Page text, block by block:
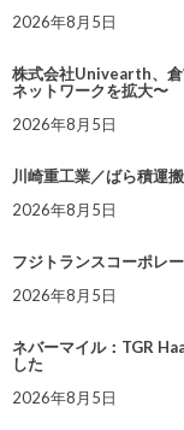
2026年8月5日
株式会社Univearth、倉
ネットワークを拡大〜
2026年8月5日
川崎重工業／ばら積運
2026年8月5日
フジトランスコーポレ
2026年8月5日
ネバーマイル：TGR
した
2026年8月5日